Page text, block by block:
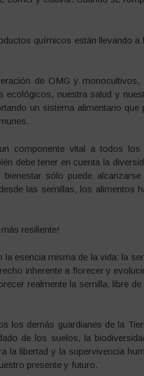
químicos están llevando a
de OMG y monocultivos,
nuestra salud y
un sistema alimentario que
componente vital a todos
debe tener en cuenta la
sólo puede alcanzarse
las semillas, los alimentos
resiliente!
esencia misma de la vida: la
inherente a florecer y
realmente la semilla, libre
los demás guardianes de la
de los suelos, la
la libertad y la supervivencia
presente y futuro.